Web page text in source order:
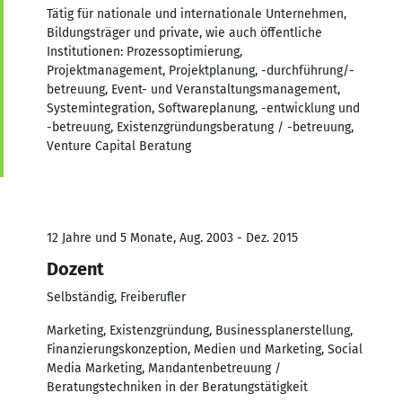
Tätig für nationale und internationale Unternehmen,
Bildungsträger und private, wie auch öffentliche
Institutionen: Prozessoptimierung,
Projektmanagement, Projektplanung, -durchführung/-
betreuung, Event- und Veranstaltungsmanagement,
Systemintegration, Softwareplanung, -entwicklung und
-betreuung, Existenzgründungsberatung / -betreuung,
Venture Capital Beratung
12 Jahre und 5 Monate, Aug. 2003 - Dez. 2015
Dozent
Selbständig, Freiberufler
Marketing, Existenzgründung, Businessplanerstellung,
Finanzierungskonzeption, Medien und Marketing, Social
Media Marketing, Mandantenbetreuung /
Beratungstechniken in der Beratungstätigkeit